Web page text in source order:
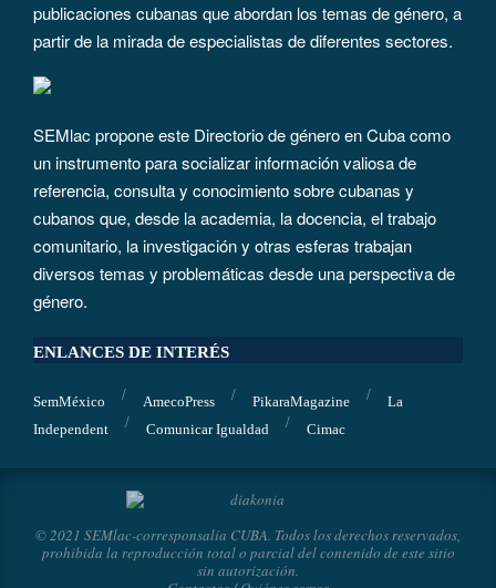
publicaciones cubanas que abordan los temas de género, a
partir de la mirada de especialistas de diferentes sectores.
SEMlac propone este Directorio de género en Cuba como
un instrumento para socializar información valiosa de
referencia, consulta y conocimiento sobre cubanas y
cubanos que, desde la academia, la docencia, el trabajo
comunitario, la investigación y otras esferas trabajan
diversos temas y problemáticas desde una perspectiva de
género.
ENLANCES DE INTERÉS
SemMéxico AmecoPress PikaraMagazine
La
Independent
Comunicar Igualdad Cimac
© 2021 SEMlac-corresponsalía CUBA. Todos los derechos reservados,
prohibida la reproducción total o parcial del contenido de este sitio
sin autorización.